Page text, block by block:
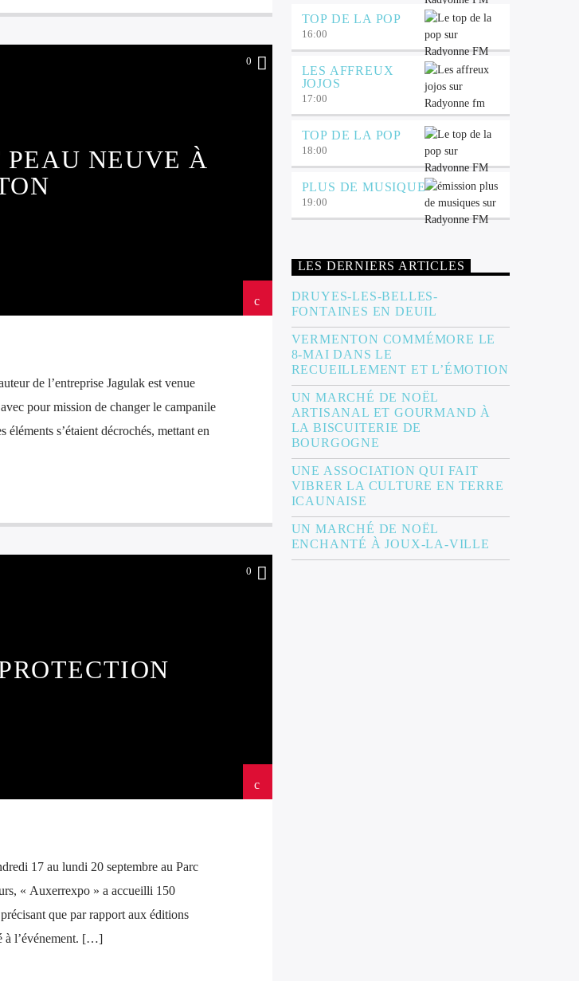
0
NEUVE À
de l’entreprise Jagulak est venue
pour mission de changer le campanile
s’étaient décrochés, mettant en
0
17 au lundi 20 septembre au Parc
« Auxerrexpo » a accueilli 150
que par rapport aux éditions
à l’événement. […]
TOP DE LA POP
16:00
LES AFFREUX
JOJOS
17:00
TOP DE LA POP
18:00
PLUS DE MUSIQUE
19:00
LES DERNIERS ARTICLES
DRUYES-LES-BELLES-
FONTAINES EN DEUIL
VERMENTON COMMÉMORE LE
8-MAI DANS LE
RECUEILLEMENT ET L’ÉMOTION
UN MARCHÉ DE NOËL
ARTISANAL ET GOURMAND À
LA BISCUITERIE DE
BOURGOGNE
UNE ASSOCIATION QUI FAIT
VIBRER LA CULTURE EN TERRE
ICAUNAISE
UN MARCHÉ DE NOËL
ENCHANTÉ À JOUX-LA-VILLE